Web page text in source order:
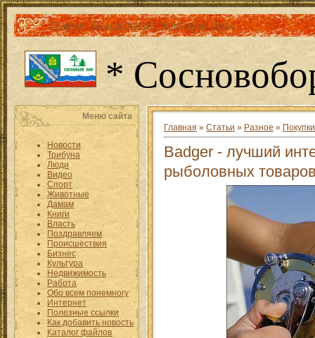
Главная|Каталог статей|Регистрация |Вход
*
Меню сайта
Новости
Трибуна
Люди
Видео
Спорт
Животные
Дамам
Книги
Власть
Поздравляем
Происшествия
Бизнес
Культура
Недвижимость
Работа
Обо всем понемногу
Интернет
Полезные ссылки
Как добавить новость
Каталог файлов
Главная » Статьи » Разное » Покупки
Badger - лучший
рыболовных